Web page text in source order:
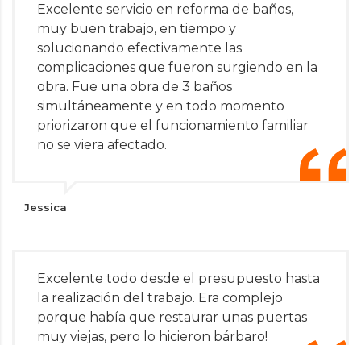
Excelente servicio en reforma de baños,
muy buen trabajo, en tiempo y
solucionando efectivamente las
complicaciones que fueron surgiendo en la
obra. Fue una obra de 3 baños
simultáneamente y en todo momento
priorizaron que el funcionamiento familiar
no se viera afectado.
Jessica
Excelente todo desde el presupuesto hasta
la realización del trabajo. Era complejo
porque había que restaurar unas puertas
muy viejas, pero lo hicieron bárbaro!